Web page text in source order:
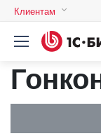
Клиентам